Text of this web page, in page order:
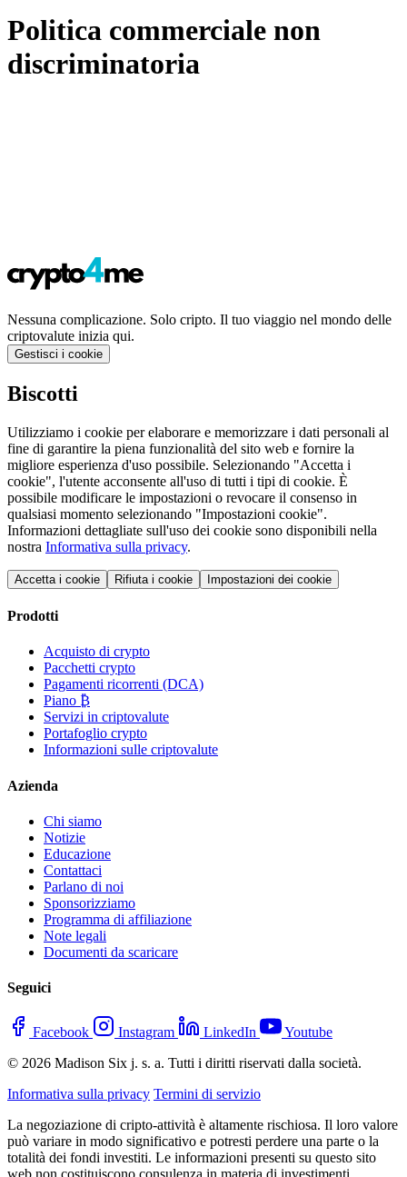
Politica commerciale non
discriminatoria
Nessuna complicazione. Solo cripto. Il tuo viaggio nel mondo delle
criptovalute inizia qui.
Gestisci i cookie
Biscotti
Utilizziamo i cookie per elaborare e memorizzare i dati personali al
fine di garantire la piena funzionalità del sito web e fornire la
migliore esperienza d'uso possibile. Selezionando "Accetta i
cookie", l'utente acconsente all'uso di tutti i tipi di cookie. È
possibile modificare le impostazioni o revocare il consenso in
qualsiasi momento selezionando "Impostazioni cookie".
Informazioni dettagliate sull'uso dei cookie sono disponibili nella
nostra Informativa sulla privacy.
Accetta i cookie Rifiuta i cookie Impostazioni dei cookie
Prodotti
Acquisto di crypto
Pacchetti crypto
Pagamenti ricorrenti (DCA)
Piano ₿
Servizi in criptovalute
Portafoglio crypto
Informazioni sulle criptovalute
Azienda
Chi siamo
Notizie
Educazione
Contattaci
Parlano di noi
Sponsorizziamo
Programma di affiliazione
Note legali
Documenti da scaricare
Seguici
Facebook Instagram LinkedIn
Youtube
© 2026 Madison Six j. s. a. Tutti i diritti riservati dalla società.
Informativa sulla privacy Termini di servizio
La negoziazione di cripto-attività è altamente rischiosa. Il loro valore
può variare in modo significativo e potresti perdere una parte o la
totalità dei fondi investiti. Le informazioni presenti su questo sito